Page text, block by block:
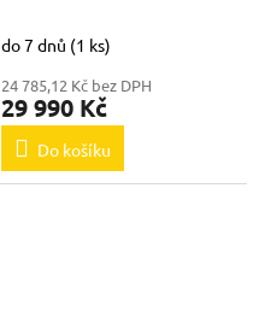
DWE74911
do 7 dnů (1 ks)
24 785,12 Kč bez DPH
29 990 Kč
Do košíku